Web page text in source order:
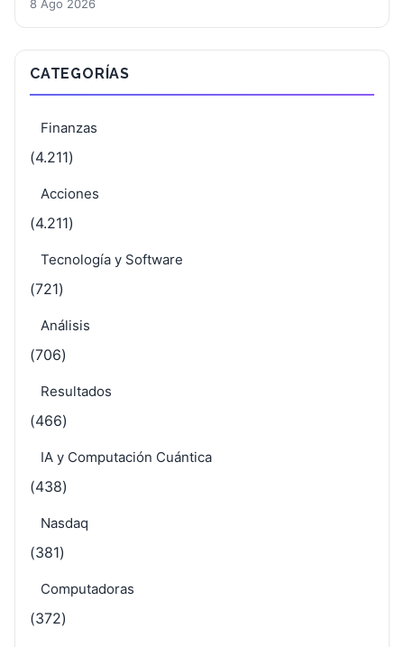
8 Ago 2026
CATEGORÍAS
Finanzas
(4.211)
Acciones
(4.211)
Tecnología y Software
(721)
Análisis
(706)
Resultados
(466)
IA y Computación Cuántica
(438)
Nasdaq
(381)
Computadoras
(372)